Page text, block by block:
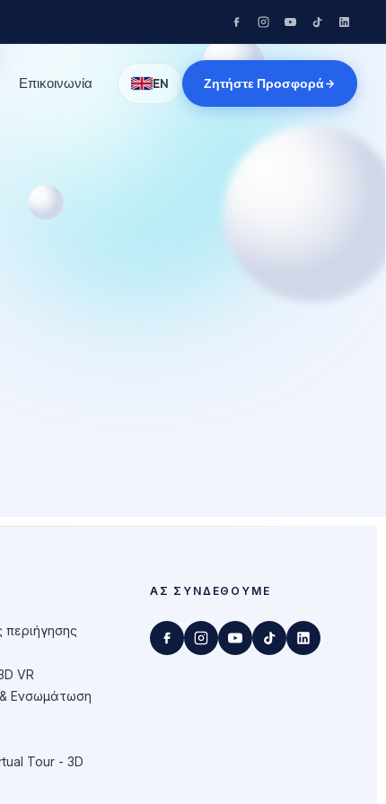
Επικοινωνία EN Ζητήστε Προσφορά
περιήγησης
VR
Ενσωμάτωση
Tour - 3D
ΑΣ ΣΥΝΔΕΘΟΎΜΕ